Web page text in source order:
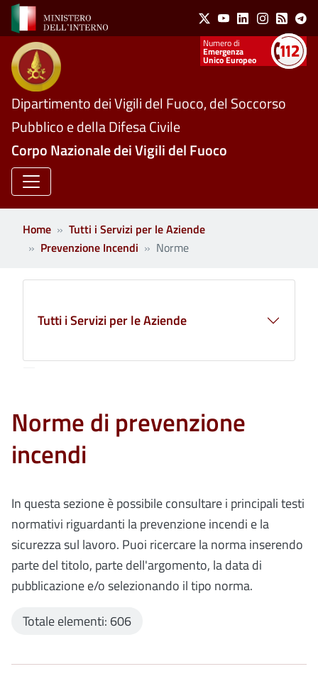
Salta al contenuto principale Social Menu
X YoutubeLinkedinInstagram
Feed
Numeri utili
Emergenza
Unico Europeo
Dipartimento dei Vigili del Fuoco, del Soccorso
Pubblico e della Difesa Civile
Corpo Nazionale dei Vigili del Fuoco
Home
Tutti i Servizi per le Aziende
Prevenzione Incendi
Norme
Norme di prevenzione
incendi
In questa sezione è possibile consultare i principali testi
normativi riguardanti la prevenzione incendi e la
sicurezza sul lavoro. Puoi ricercare la norma inserendo
parte del titolo, parte dell'argomento, la data di
pubblicazione e/o selezionando il tipo norma.
Totale elementi: 606
Tutti i Servizi per le Aziende